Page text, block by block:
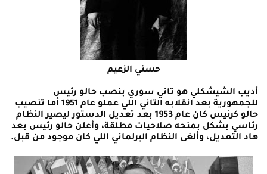
حسني الزعيم
أديب الشيشكلي هو تاني سوري بنصب حالو رئيس
للجمهورية بعد انقلابه التاني اللي عملو عام 1951 أما تنصيب
حالو كرئيس كان عام 1953 بعد تعديل الدستور ليصير النظام
رئاسي بشكل بمنحه صلاحيات مطلقة، وأعلن حالو رئيس بعد
هاد التعديل، وألغى النظام البرلماني اللي كان موجود من قبل.